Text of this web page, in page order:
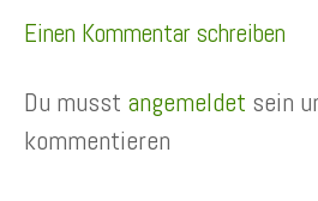
Einen Kommentar schreiben
Du musst angemeldet sein
kommentieren